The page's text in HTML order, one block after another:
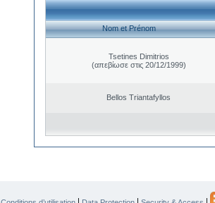
Nom et Prénom
Tsetines Dimitrios
(απεβίωσε στις 20/12/1999)
Bellos Triantafyllos
| | |